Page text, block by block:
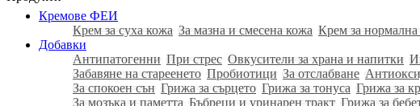
Кремове ФЕИ
Крем за суха кожа За мазна и смесена кожа Крем за нормална
Добавки
Антипатогенни При стрес Овкусители за храна и напитки
Забавяне на стареенето Пробиотици За отслабване
За спокоен сън Грижа за сърцето Грижа за тонуса Грижа за
За мозъка и паметта Бъбреци и уринарен тракт Грижа за